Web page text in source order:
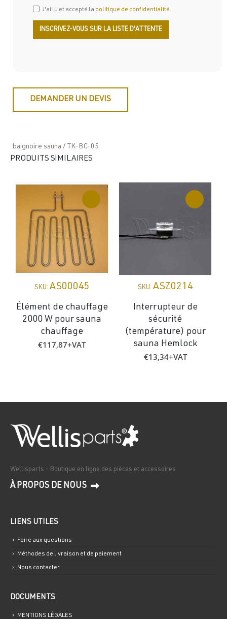
J'ai lu et accepté la politique de confidentialité.
DEMANDER UN DEVIS
baignoire sauna / TK-BC-05
PRODUITS SIMILAIRES
SKU: AS00045
Élément de chauffage
2000 W pour sauna
chauffage
€117,87+VAT
SKU: ASZ0214
Interrupteur de
sécurité
(température) pour
sauna Hemlock
€13,34+VAT
Wellisparts - Boutique en ligne des pièces et accessoires
À PROPOS DE NOUS
LIENS UTILES
Foire aux questions
Méthodes de livraison et de paiement
Nous contacter
DOCUMENTS
MENTIONS LÉGALES